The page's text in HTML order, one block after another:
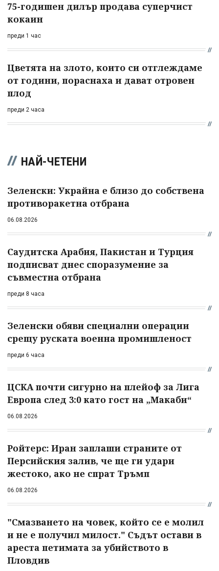
75-годишен дилър продава суперчист
кокаин
преди 1 час
Цветята на злото, които си отглеждаме
от години, пораснаха и дават отровен
плод
преди 2 часа
НАЙ-ЧЕТЕНИ
Зеленски: Украйна е близо до собствена
противоракетна отбрана
06.08.2026
Саудитска Арабия, Пакистан и Турция
подписват днес споразумение за
съвместна отбрана
преди 8 часа
Зеленски обяви специални операции
срещу руската военна промишленост
преди 6 часа
ЦСКА почти сигурно на плейоф за Лига
Европа след 3:0 като гост на „Макаби“
06.08.2026
Ройтерс: Иран заплаши страните от
Персийския залив, че ще ги удари
жестоко, ако не спрат Тръмп
06.08.2026
"Смазването на човек, който се е молил
и не е получил милост." Съдът остави в
ареста петимата за убийството в
Пловдив